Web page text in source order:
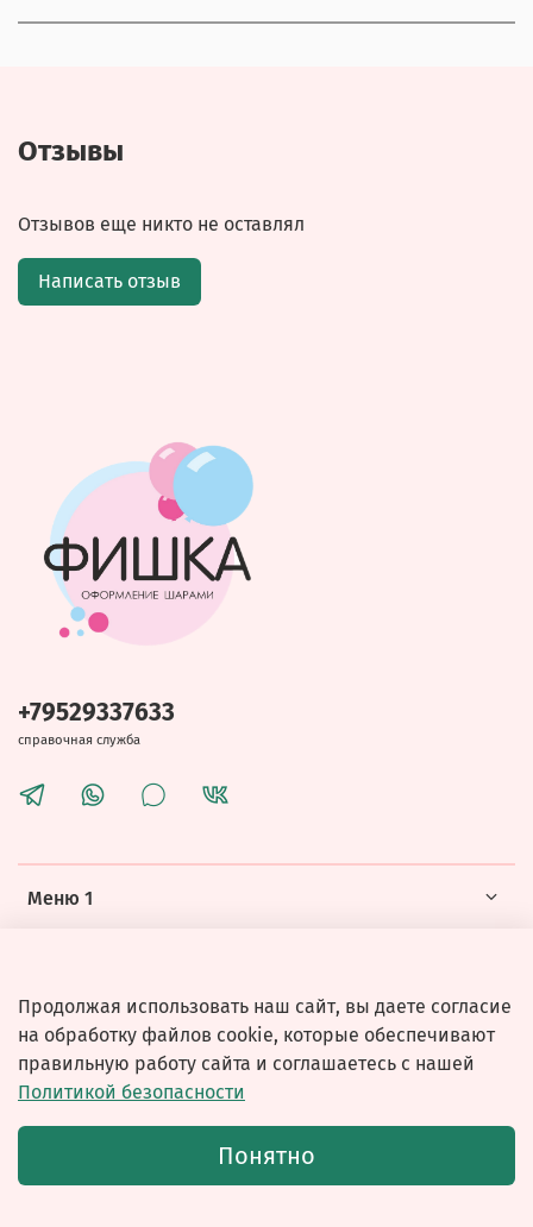
Отзывы
Отзывов еще никто не оставлял
Написать отзыв
Меню 1
+79529337633
справочная служба
© 2026 Любое использование контента без письменного
Продолжая использовать наш сайт, вы даете согласие
на обработку файлов cookie, которые обеспечивают
правильную работу сайта и соглашаетесь с нашей
Политикой безопасности
Понятно